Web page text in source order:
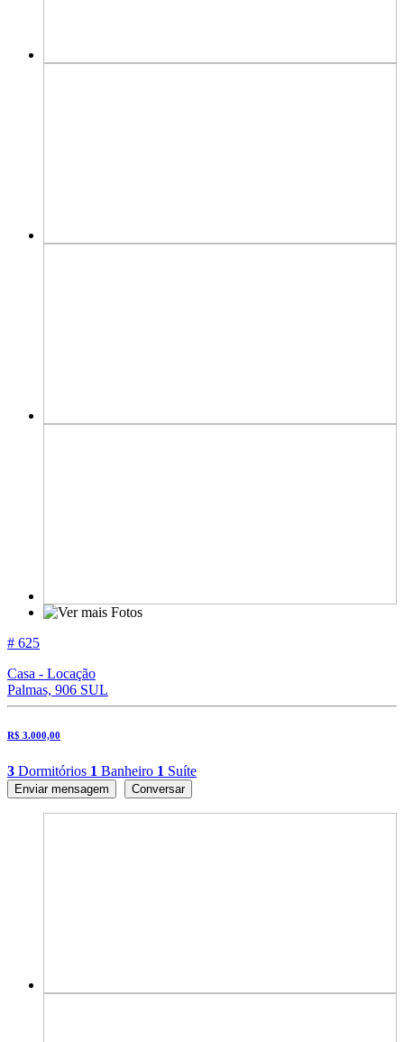
# 625
Casa - Locação
Palmas, 906 SUL
R$ 3.000,00
3 Dormitórios 1 Banheiro 1 Suíte
Enviar mensagem Conversar